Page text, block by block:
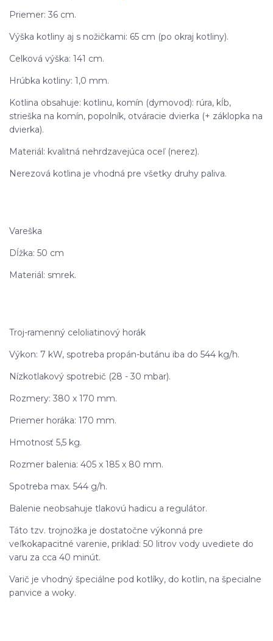
Priemer: 36 cm.
Výška kotliny aj s nožičkami: 65 cm (po okraj kotliny).
Celková výška: 141 cm.
Hrúbka kotliny: 1,0 mm.
Kotlina obsahuje: kotlinu, komín (dymovod): rúra, kĺb,
strieška na komín, popolník, otváracie dvierka (+ záklopka na
dvierka).
Materiál: kvalitná nehrdzavejúca oceľ (nerez).
Nerezová kotlina je vhodná pre všetky druhy paliva.
Vareška
Dĺžka: 50 cm
Materiál: smrek.
Troj-ramenný celoliatinový horák
Výkon: 7 kW, spotreba propán-butánu iba do 544 kg/h.
Nízkotlakový spotrebič (28 - 30 mbar).
Rozmery: 380 x 170 mm.
Priemer horáka: 170 mm.
Hmotnosť 5,5 kg.
Rozmer balenia: 405 x 185 x 80 mm.
Spotreba max. 544 g/h.
Balenie neobsahuje tlakovú hadicu a regulátor.
Táto tzv. trojnožka je dostatočne výkonná pre
veľkokapacitné varenie, priklad: 50 litrov vody uvediete do
varu za cca 40 minút.
Varič je vhodný špeciálne pod kotlíky, do kotlin, na špecialne
panvice a woky.